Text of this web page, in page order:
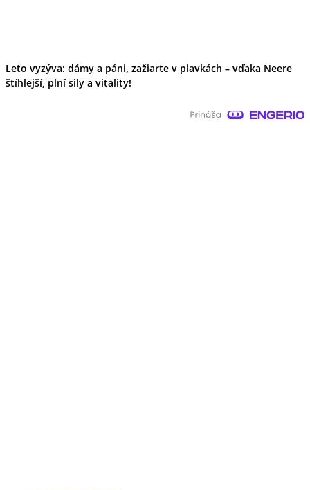
Leto vyzýva: dámy a páni, zažiarte v plavkách – vďaka Neere
štíhlejší, plní sily a vitality!